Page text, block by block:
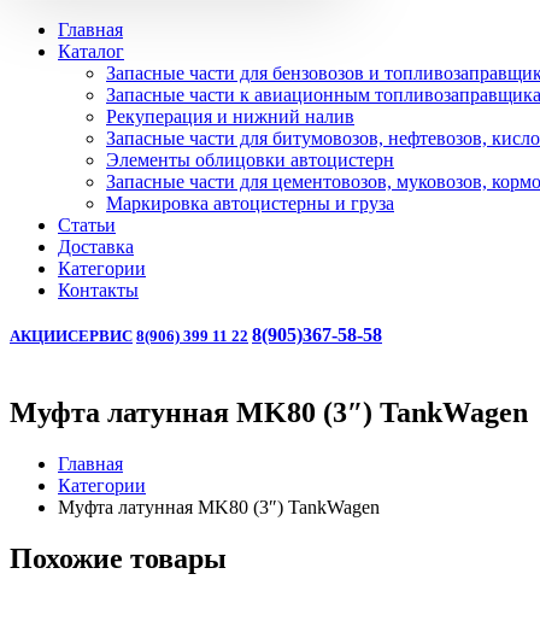
Главная
Каталог
Запасные части для бензовозов и
Запасные части к авиационным
Рекуперация и нижний налив
Запасные части для битумовозов, нефтевозов,
Элементы облицовки автоцистерн
Запасные части для цементовозов, муковозов,
Маркировка автоцистерны и груза
Статьи
Доставка
Категории
Контакты
АКЦИИСЕРВИС 8(906) 399 11 22 8(905)367-58-58
Муфта латунная MK80 (3″) TankWagen
Главная
Категории
Муфта латунная MK80 (3″) TankWagen
Похожие товары